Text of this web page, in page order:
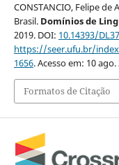
CONSTANCIO, Felipe
Brasil. Domínios de
2019. DOI: 10.14393/
https://seer.ufu.br/
1656. Acesso em: 10 ago.
Formatos de Citação